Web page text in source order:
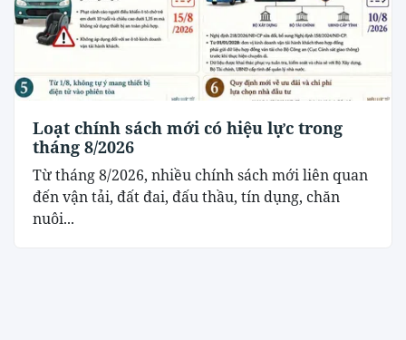
Loạt chính sách mới có hiệu lực trong
tháng 8/2026
Từ tháng 8/2026, nhiều chính sách mới liên quan
đến vận tải, đất đai, đấu thầu, tín dụng, chăn
nuôi...